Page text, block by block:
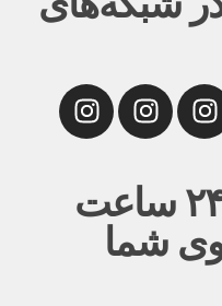
هفت روز هفته ، ۲۴ ساعت
شما